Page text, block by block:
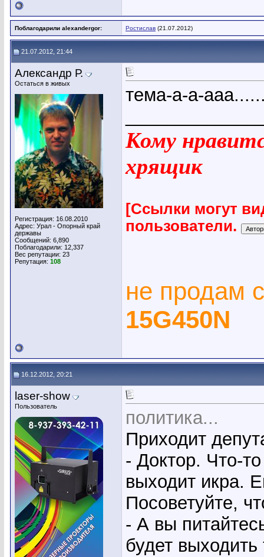
Поблагодарили alexandergor: Ростислав (21.07.2012)
21.07.2012, 21:44
Александр Р.
Остаться в живых
Регистрация: 16.08.2010
Адрес: Урал - Опорный край
державы
Сообщений: 6,890
Поблагодарили: 12,337
Вес репутации: 23
Репутация: 108
тема-а-а-
Кому
хрящик
[Ссылки могут
пользователи.
не продам
15G450N
16.12.2012, 20:21
laser-show
Пользователь
политика...
Приходит
- Доктор. Что-
выходит икра.
Посоветуйте,
- А вы
будет